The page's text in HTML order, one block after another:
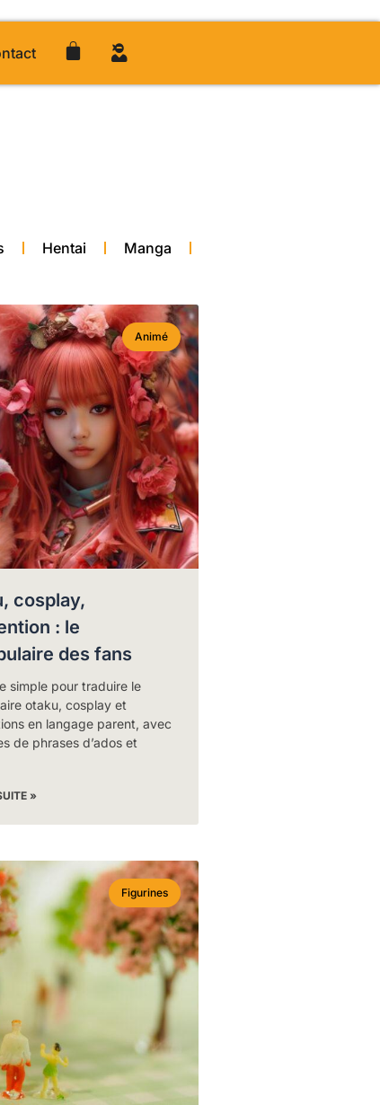
Hentai Manga
Animé
cosplay,
: le
des fans
simple pour traduire le
otaku, cosplay et
en langage parent, avec
de phrases d’ados et
»
Figurines